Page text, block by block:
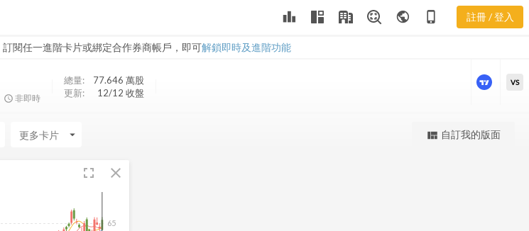
leaderboard public phone_iphone 註冊 / 登入
訂閱任一進階卡片或綁定合作券商帳戶，即可解鎖即時及進階功能
ERJ 股價K線
非即時
總量: 77.646 萬股
更新:
12/12 收盤
更強大的進階價量圖表
VS
arrow_drop_down view_quilt 自訂我的版面
fullscreen close
65